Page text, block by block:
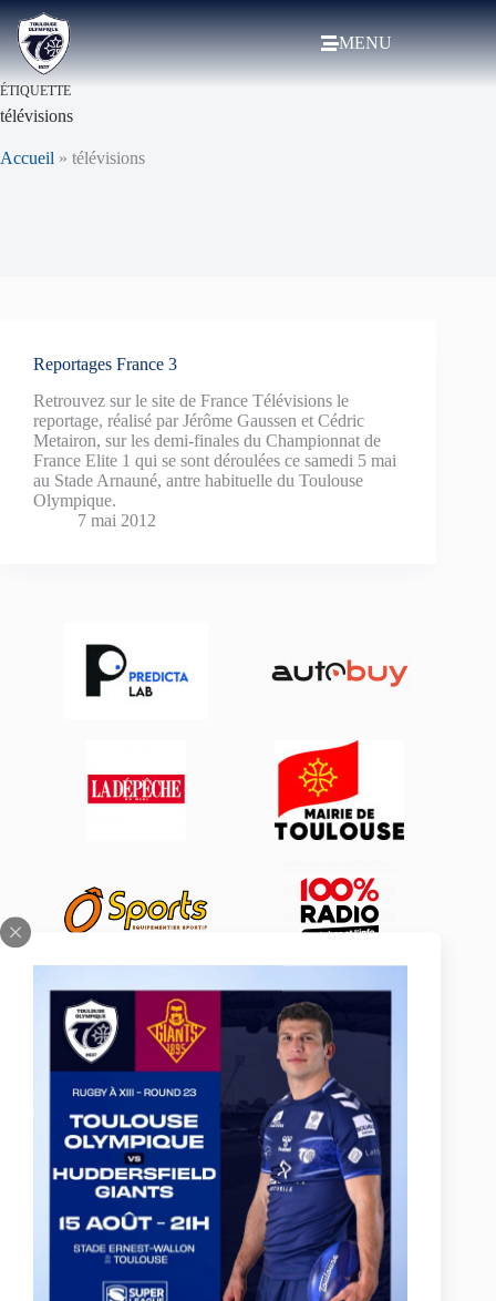
MENU
ÉTIQUETTE
télévisions
Accueil » télévisions
Reportages France 3
Retrouvez sur le site de France Télévisions le
reportage, réalisé par Jérôme Gaussen et Cédric
Metairon, sur les demi-finales du Championnat de
France Elite 1 qui se sont déroulées ce samedi 5 mai
au Stade Arnauné, antre habituelle du Toulouse
Olympique.
7 mai 2012